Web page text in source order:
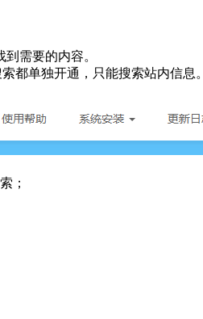
需要的内容。
都单独开通，只能搜索站内信息。
；